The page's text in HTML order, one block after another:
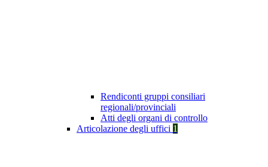
Rendiconti gruppi consiliari
regionali/provinciali
Atti degli organi di controllo
Articolazione degli uffici 1